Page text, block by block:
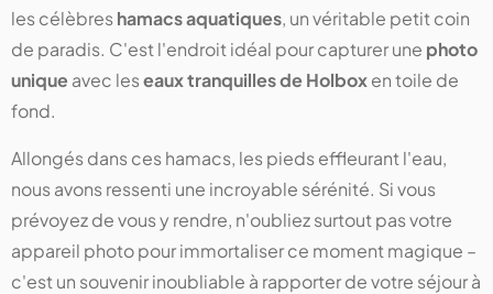
les célèbreshamacs aquatiques, un véritable petit coin
de paradis. C'est l'endroit idéal pour capturer une photo
uniqueavec leseaux tranquilles de Holboxen toile de
fond.
Allongés dans ces hamacs, les pieds effleurant l'eau,
nous avons ressenti une incroyable sérénité. Si vous
prévoyez de vous y rendre, n'oubliez surtout pas votre
appareil photo pour immortaliser ce moment magique –
c'est un souvenir inoubliable à rapporter de votre séjour à